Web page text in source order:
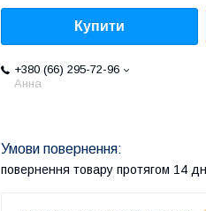
Купити
+380 (66) 295-72-96
Анна
повернення товару протягом 14